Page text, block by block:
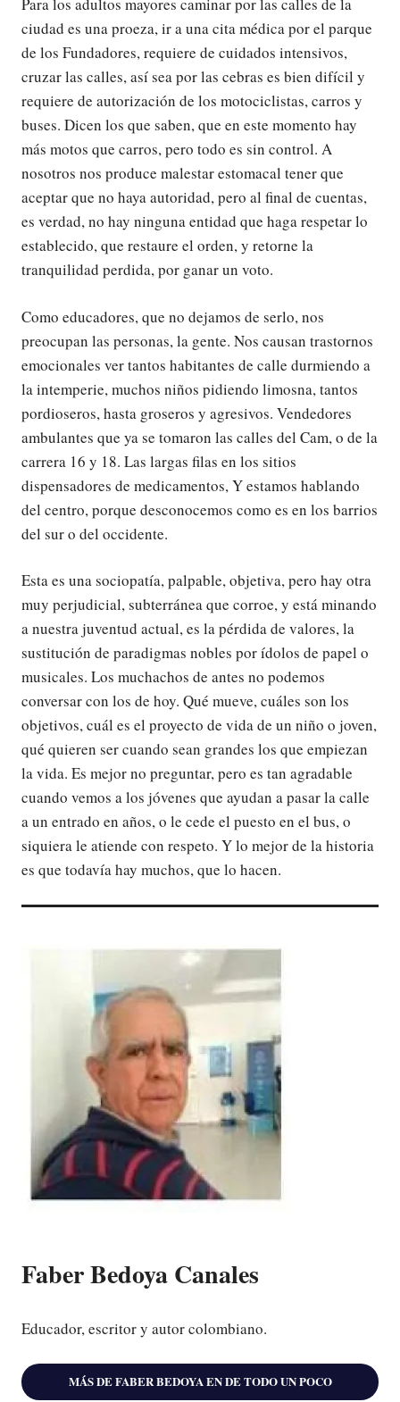
Para los adultos mayores caminar por las calles de la
ciudad es una proeza, ir a una cita médica por el parque
de los Fundadores, requiere de cuidados intensivos,
cruzar las calles, así sea por las cebras es bien difícil y
requiere de autorización de los motociclistas, carros y
buses. Dicen los que saben, que en este momento hay
más motos que carros, pero todo es sin control. A
nosotros nos produce malestar estomacal tener que
aceptar que no haya autoridad, pero al final de cuentas,
es verdad, no hay ninguna entidad que haga respetar lo
establecido, que restaure el orden, y retorne la
tranquilidad perdida, por ganar un voto.
Como educadores, que no dejamos de serlo, nos
preocupan las personas, la gente. Nos causan trastornos
emocionales ver tantos habitantes de calle durmiendo a
la intemperie, muchos niños pidiendo limosna, tantos
pordioseros, hasta groseros y agresivos. Vendedores
ambulantes que ya se tomaron las calles del Cam, o de la
carrera 16 y 18. Las largas filas en los sitios
dispensadores de medicamentos, Y estamos hablando
del centro, porque desconocemos como es en los barrios
del sur o del occidente.
Esta es una sociopatía, palpable, objetiva, pero hay otra
muy perjudicial, subterránea que corroe, y está minando
a nuestra juventud actual, es la pérdida de valores, la
sustitución de paradigmas nobles por ídolos de papel o
musicales. Los muchachos de antes no podemos
conversar con los de hoy. Qué mueve, cuáles son los
objetivos, cuál es el proyecto de vida de un niño o joven,
qué quieren ser cuando sean grandes los que empiezan
la vida. Es mejor no preguntar, pero es tan agradable
cuando vemos a los jóvenes que ayudan a pasar la calle
a un entrado en años, o le cede el puesto en el bus, o
siquiera le atiende con respeto. Y lo mejor de la historia
es que todavía hay muchos, que lo hacen.
Faber Bedoya Canales
Educador, escritor y autor colombiano.
MÁS DE FABER BEDOYA EN DE TODO UN POCO